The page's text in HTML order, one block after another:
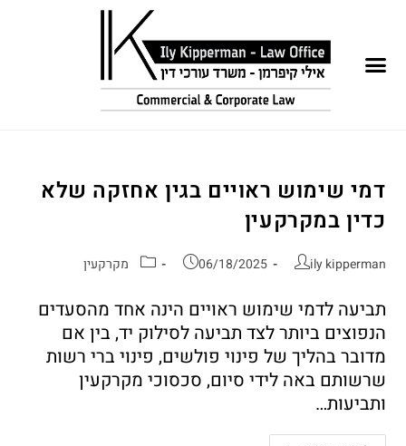
דמי שימוש ראויים בגין אחזקה שלא
כדין במקרקעין
ily kipperman
06/18/2025 מקרקעין
תביעה לדמי שימוש ראויים הינה אחד מהסעדים
הנפוצים ביותר לצד תביעה לסילוק יד, בין אם
מדובר בהליך של פינוי פולשים, פינוי ברי רשות
שרשותם באה לידי סיום, סכסוכי מקרקעין
ותביעות…